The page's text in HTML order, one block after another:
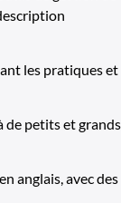
les pratiques et
de petits et grands
anglais, avec des